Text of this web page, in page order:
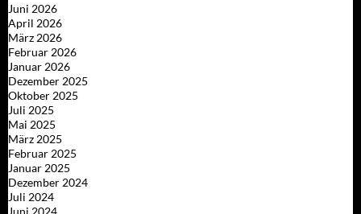
Juni 2026
April 2026
März 2026
Februar 2026
Januar 2026
Dezember 2025
Oktober 2025
Juli 2025
Mai 2025
März 2025
Februar 2025
Januar 2025
Dezember 2024
Juli 2024
Juni 2024